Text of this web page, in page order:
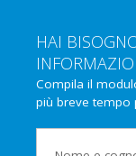
HAI
Compila il
più breve tempo